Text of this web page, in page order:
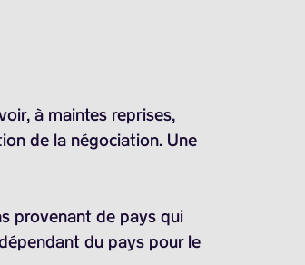
à maintes reprises,
de la négociation. Une
provenant de pays qui
du pays pour le